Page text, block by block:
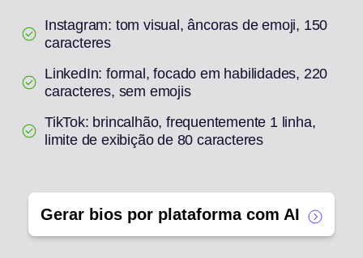
Instagram: tom visual, âncoras de emoji, 150
caracteres
LinkedIn: formal, focado em habilidades, 220
caracteres, sem emojis
TikTok: brincalhão, frequentemente 1 linha,
limite de exibição de 80 caracteres
Gerar bios por plataforma com AI